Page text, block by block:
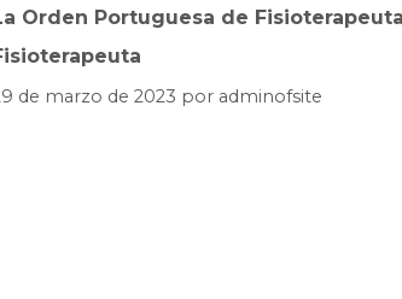
Orden Portuguesa de
de marzo de 2023 por adminofsite